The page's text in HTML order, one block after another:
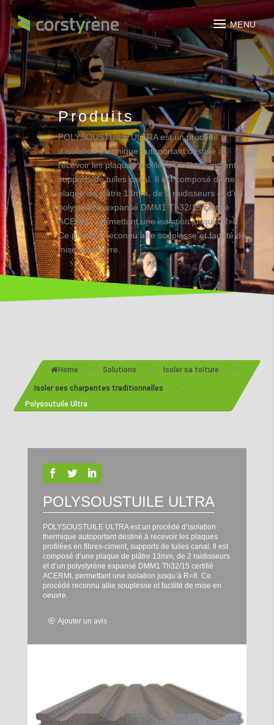
Produits
POLYSOUSTUILE ULTRA est un procédé
d’isolation thermique autoportant destiné à
recevoir les plaques profilées en fibres-ciment,
supports de tuiles canal. Il est composé d’une
plaque de plâtre 13mm, de 2 raidisseurs et d’un
polystyrène expansé DMM1 Th32/15 certifié
ACERMI, permettant une isolation jusqu’à R=8.
Ce procédé reconnu allie souplesse et facilité de
mise en oeuvre.
Home / Solutions / Isoler sa toiture /
Isoler ses charpentes traditionnelles /
Polysoutuile Ultra
POLYSOUSTUILE ULTRA
POLYSOUSTUILE ULTRA est un procédé d’isolation
thermique autoportant destiné à recevoir les plaques
profilées en fibres-ciment, supports de tuiles canal. Il est
composé d’une plaque de plâtre 13mm, de 2 raidisseurs
et d’un polystyrène expansé DMM1 Th32/15 certifié
ACERMI, permettant une isolation jusqu’à R=8. Ce
procédé reconnu allie souplesse et facilité de mise en
oeuvre.
Ajouter un avis